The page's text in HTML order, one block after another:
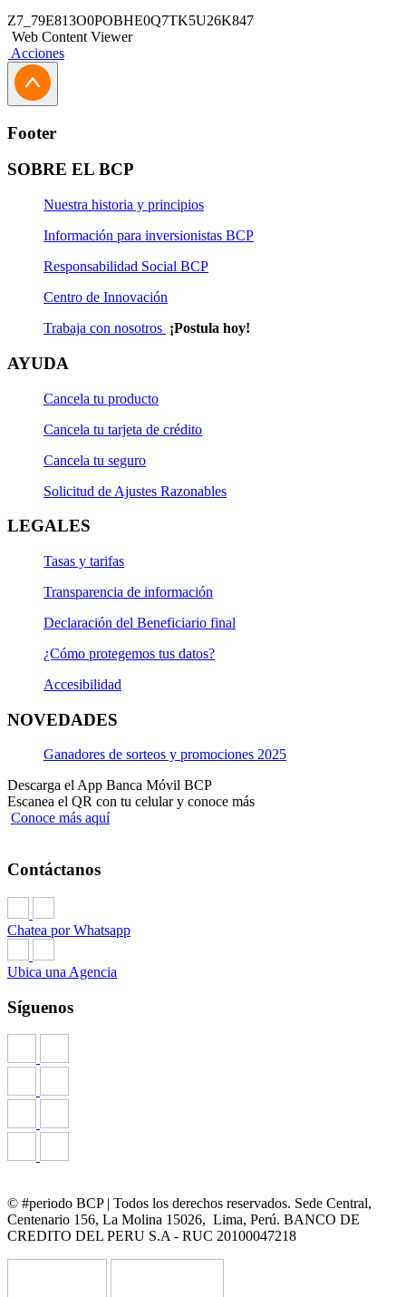
Z7_79E813O0POBHE0Q7TK5U26K847
Web Content Viewer
Acciones
Footer
SOBRE EL BCP
Nuestra historia y principios
Información para inversionistas BCP
Responsabilidad Social BCP
Centro de Innovación
Trabaja con nosotros ¡Postula hoy!
AYUDA
Cancela tu producto
Cancela tu tarjeta de crédito
Cancela tu seguro
Solicitud de Ajustes Razonables
LEGALES
Tasas y tarifas
Transparencia de información
Declaración del Beneficiario final
¿Cómo protegemos tus datos?
Accesibilidad
NOVEDADES
Ganadores de sorteos y promociones 2025
Descarga el App Banca Móvil BCP
Escanea el QR con tu celular y conoce más
Conoce más aquí
Contáctanos
Chatea por Whatsapp
Ubica una Agencia
Síguenos
© #periodo BCP | Todos los derechos reservados. Sede Central,
Centenario 156, La Molina 15026, Lima, Perú. BANCO DE
CREDITO DEL PERU S.A - RUC 20100047218